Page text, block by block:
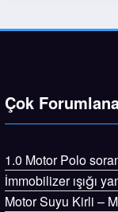
Çok
1.0 Motor Polo
İmmobilizer ışığı
Motor Suyu Kirli –